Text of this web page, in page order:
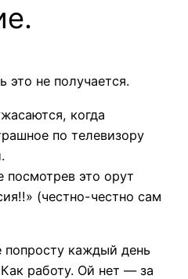
это не получается.
когда
по телевизору
посмотрев это орут
(честно-честно сам
каждый день
работу. Ой нет — за